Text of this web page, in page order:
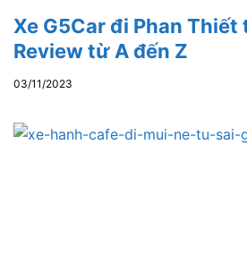
Xe G5Car đi Phan Thiết
Review từ A đến Z
03/11/2023